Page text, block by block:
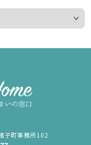
子町事務所102